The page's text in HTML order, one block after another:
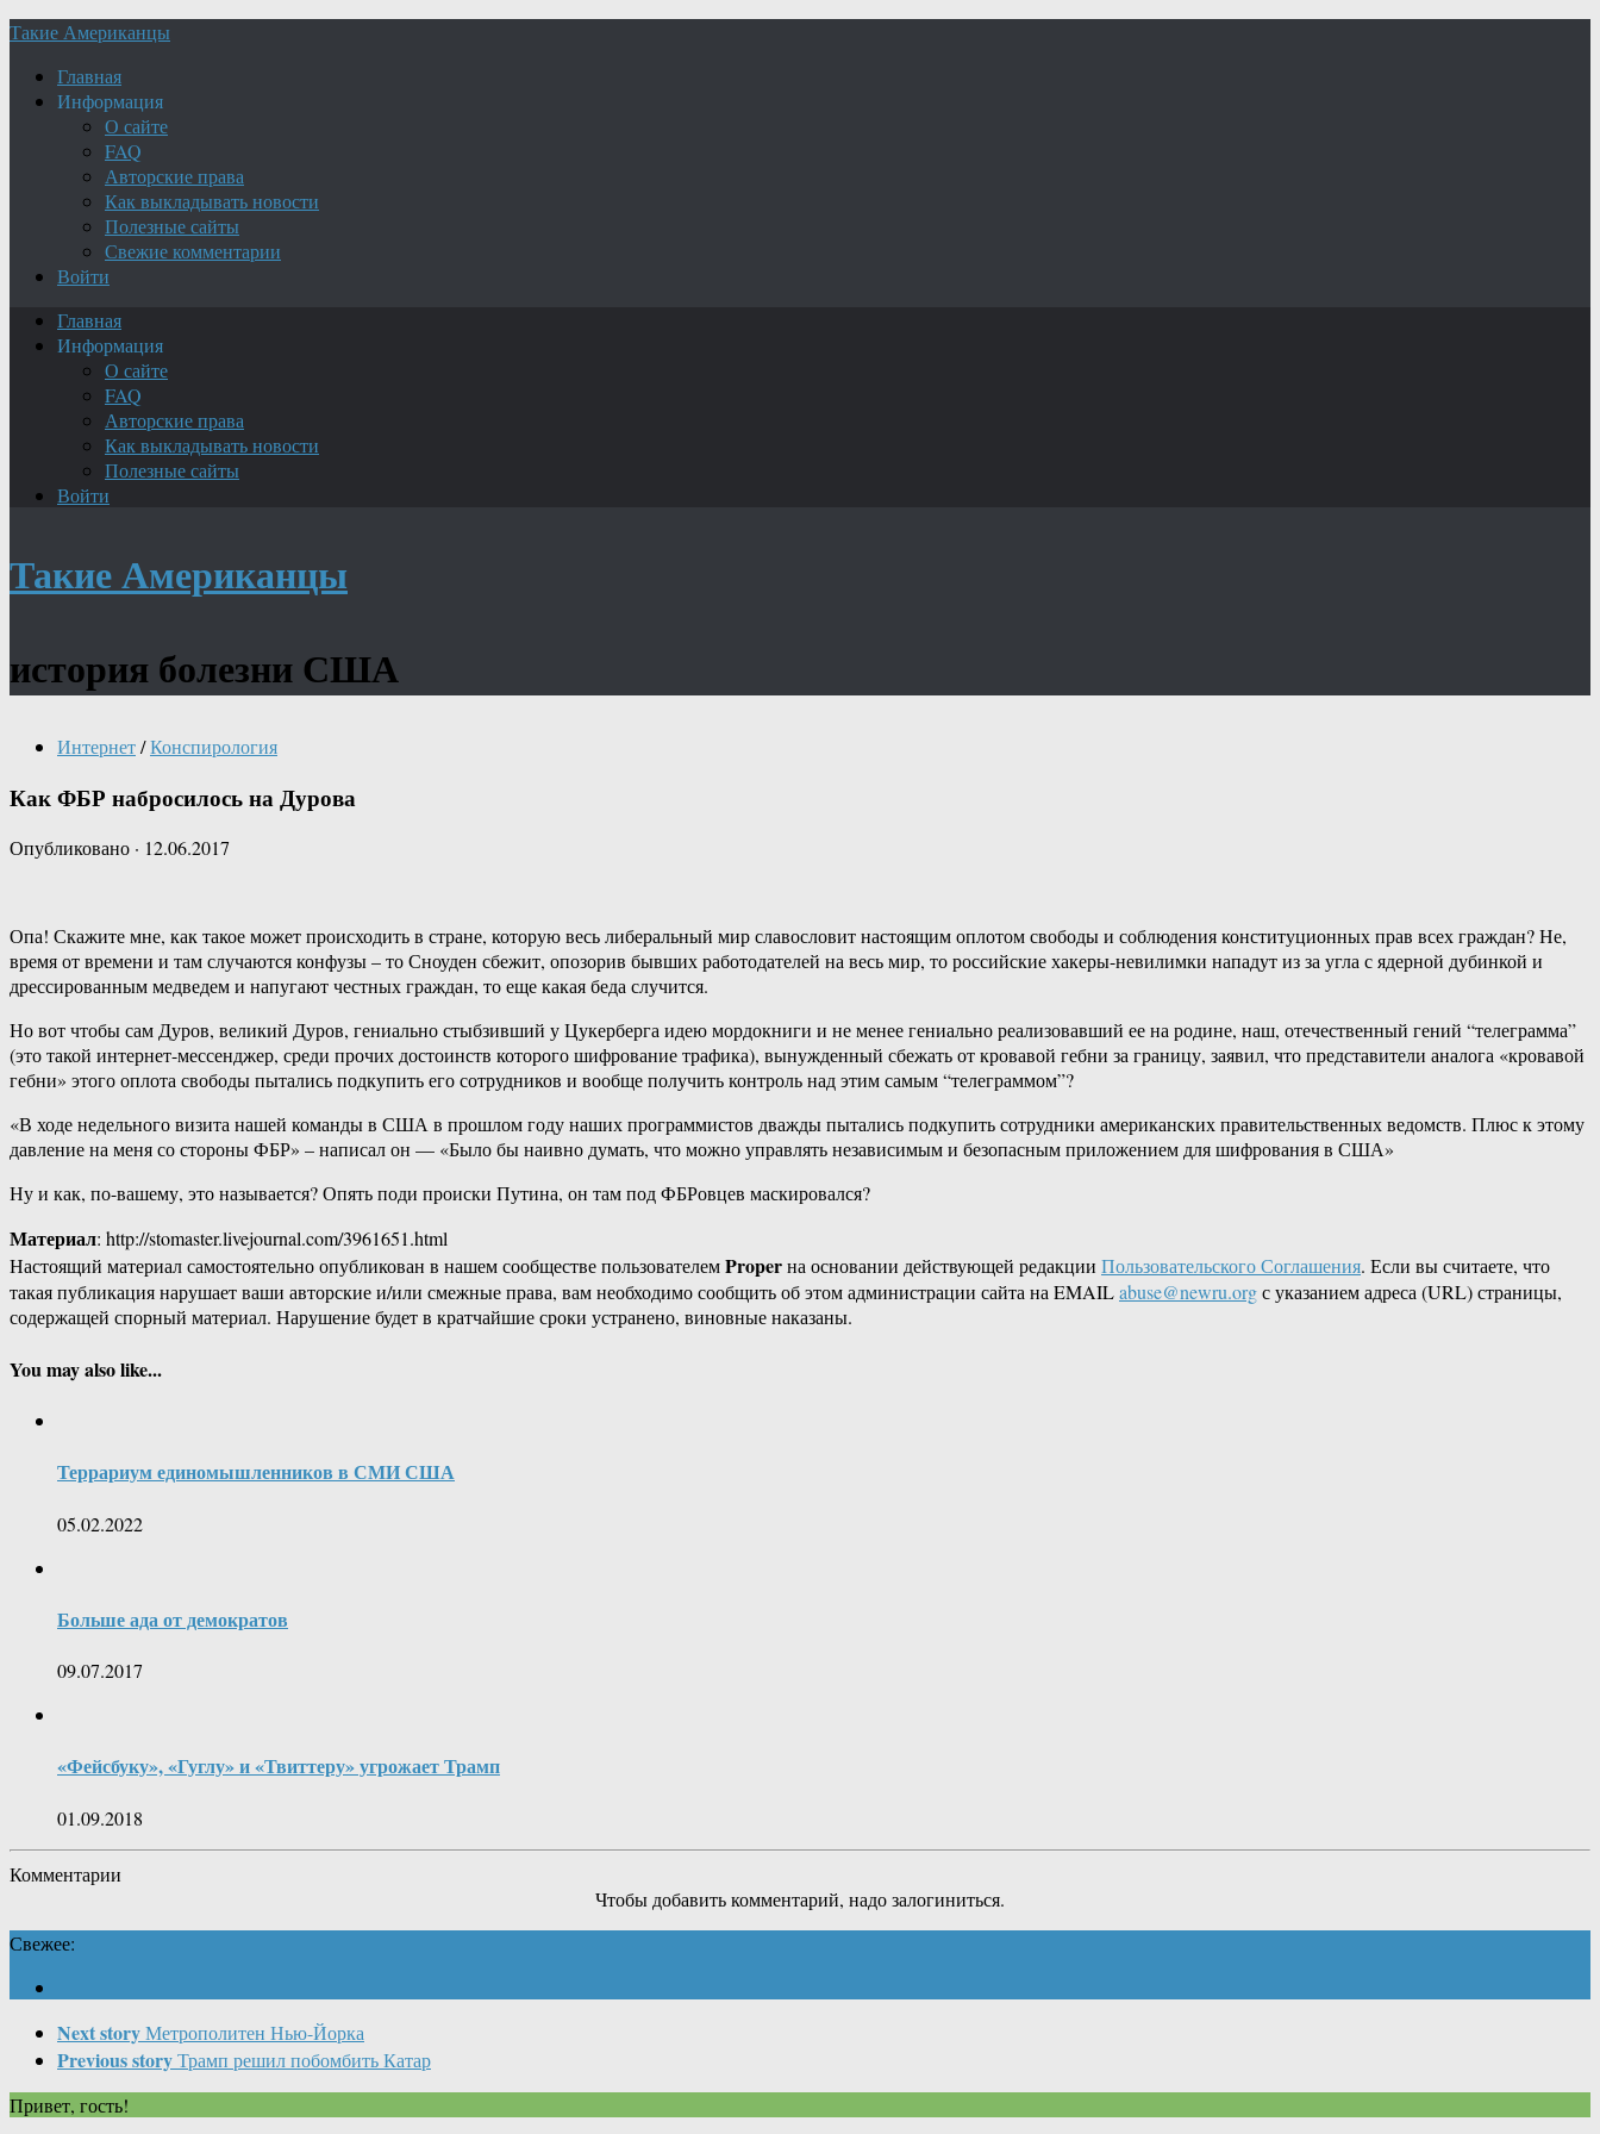
Такие Американцы
Главная
Информация
О сайте
FAQ
Авторские права
Как выкладывать новости
Полезные сайты
Свежие комментарии
Войти
Главная
Информация
О сайте
FAQ
Авторские права
Как выкладывать новости
Полезные сайты
Войти
Такие Американцы
история болезни США
Интернет/Конспирология
Как ФБР набросилось на Дурова
Опубликовано · 12.06.2017
Опа! Скажите мне, как такое может происходить в стране, которую весь либеральный мир славословит настоящим оплотом свободы и соблюдения конституционных прав всех граждан? Не,
время от времени и там случаются конфузы – то Сноуден сбежит, опозорив бывших работодателей на весь мир, то российские хакеры-невилимки нападут из за угла с ядерной дубинкой и
дрессированным медведем и напугают честных граждан, то еще какая беда случится.
Но вот чтобы сам Дуров, великий Дуров, гениально стыбзивший у Цукерберга идею мордокниги и не менее гениально реализовавший ее на родине, наш, отечественный гений “телеграмма”
(это такой интернет-мессенджер, среди прочих достоинств которого шифрование трафика), вынужденный сбежать от кровавой гебни за границу, заявил, что представители аналога «кровавой
гебни» этого оплота свободы пытались подкупить его сотрудников и вообще получить контроль над этим самым “телеграммом”?
«В ходе недельного визита нашей команды в США в прошлом году наших программистов дважды пытались подкупить сотрудники американских правительственных ведомств. Плюс к этому
давление на меня со стороны ФБР» – написал он — «Было бы наивно думать, что можно управлять независимым и безопасным приложением для шифрования в США»
Ну и как, по-вашему, это называется? Опять поди происки Путина, он там под ФБРовцев маскировался?
Материал: http://stomaster.livejournal.com/3961651.html
Настоящий материал самостоятельно опубликован в нашем сообществе пользователемProperна основании действующей редакции Пользовательского Соглашения. Если вы считаете, что
такая публикация нарушает ваши авторские и/или смежные права, вам необходимо сообщить об этом администрации сайта на EMAILabuse@newru.orgс указанием адреса (URL) страницы,
содержащей спорный материал. Нарушение будет в кратчайшие сроки устранено, виновные наказаны.
You may also like...
Террариум единомышленников в СМИ США
05.02.2022
Больше ада от демократов
09.07.2017
«Фейсбуку», «Гуглу» и «Твиттеру» угрожает Трамп
01.09.2018
Комментарии
Чтобы добавить комментарий, надо залогиниться.
Свежее:
Next storyМетрополитен Нью-Йорка
Previous storyТрамп решил побомбить Катар
Привет, гость!